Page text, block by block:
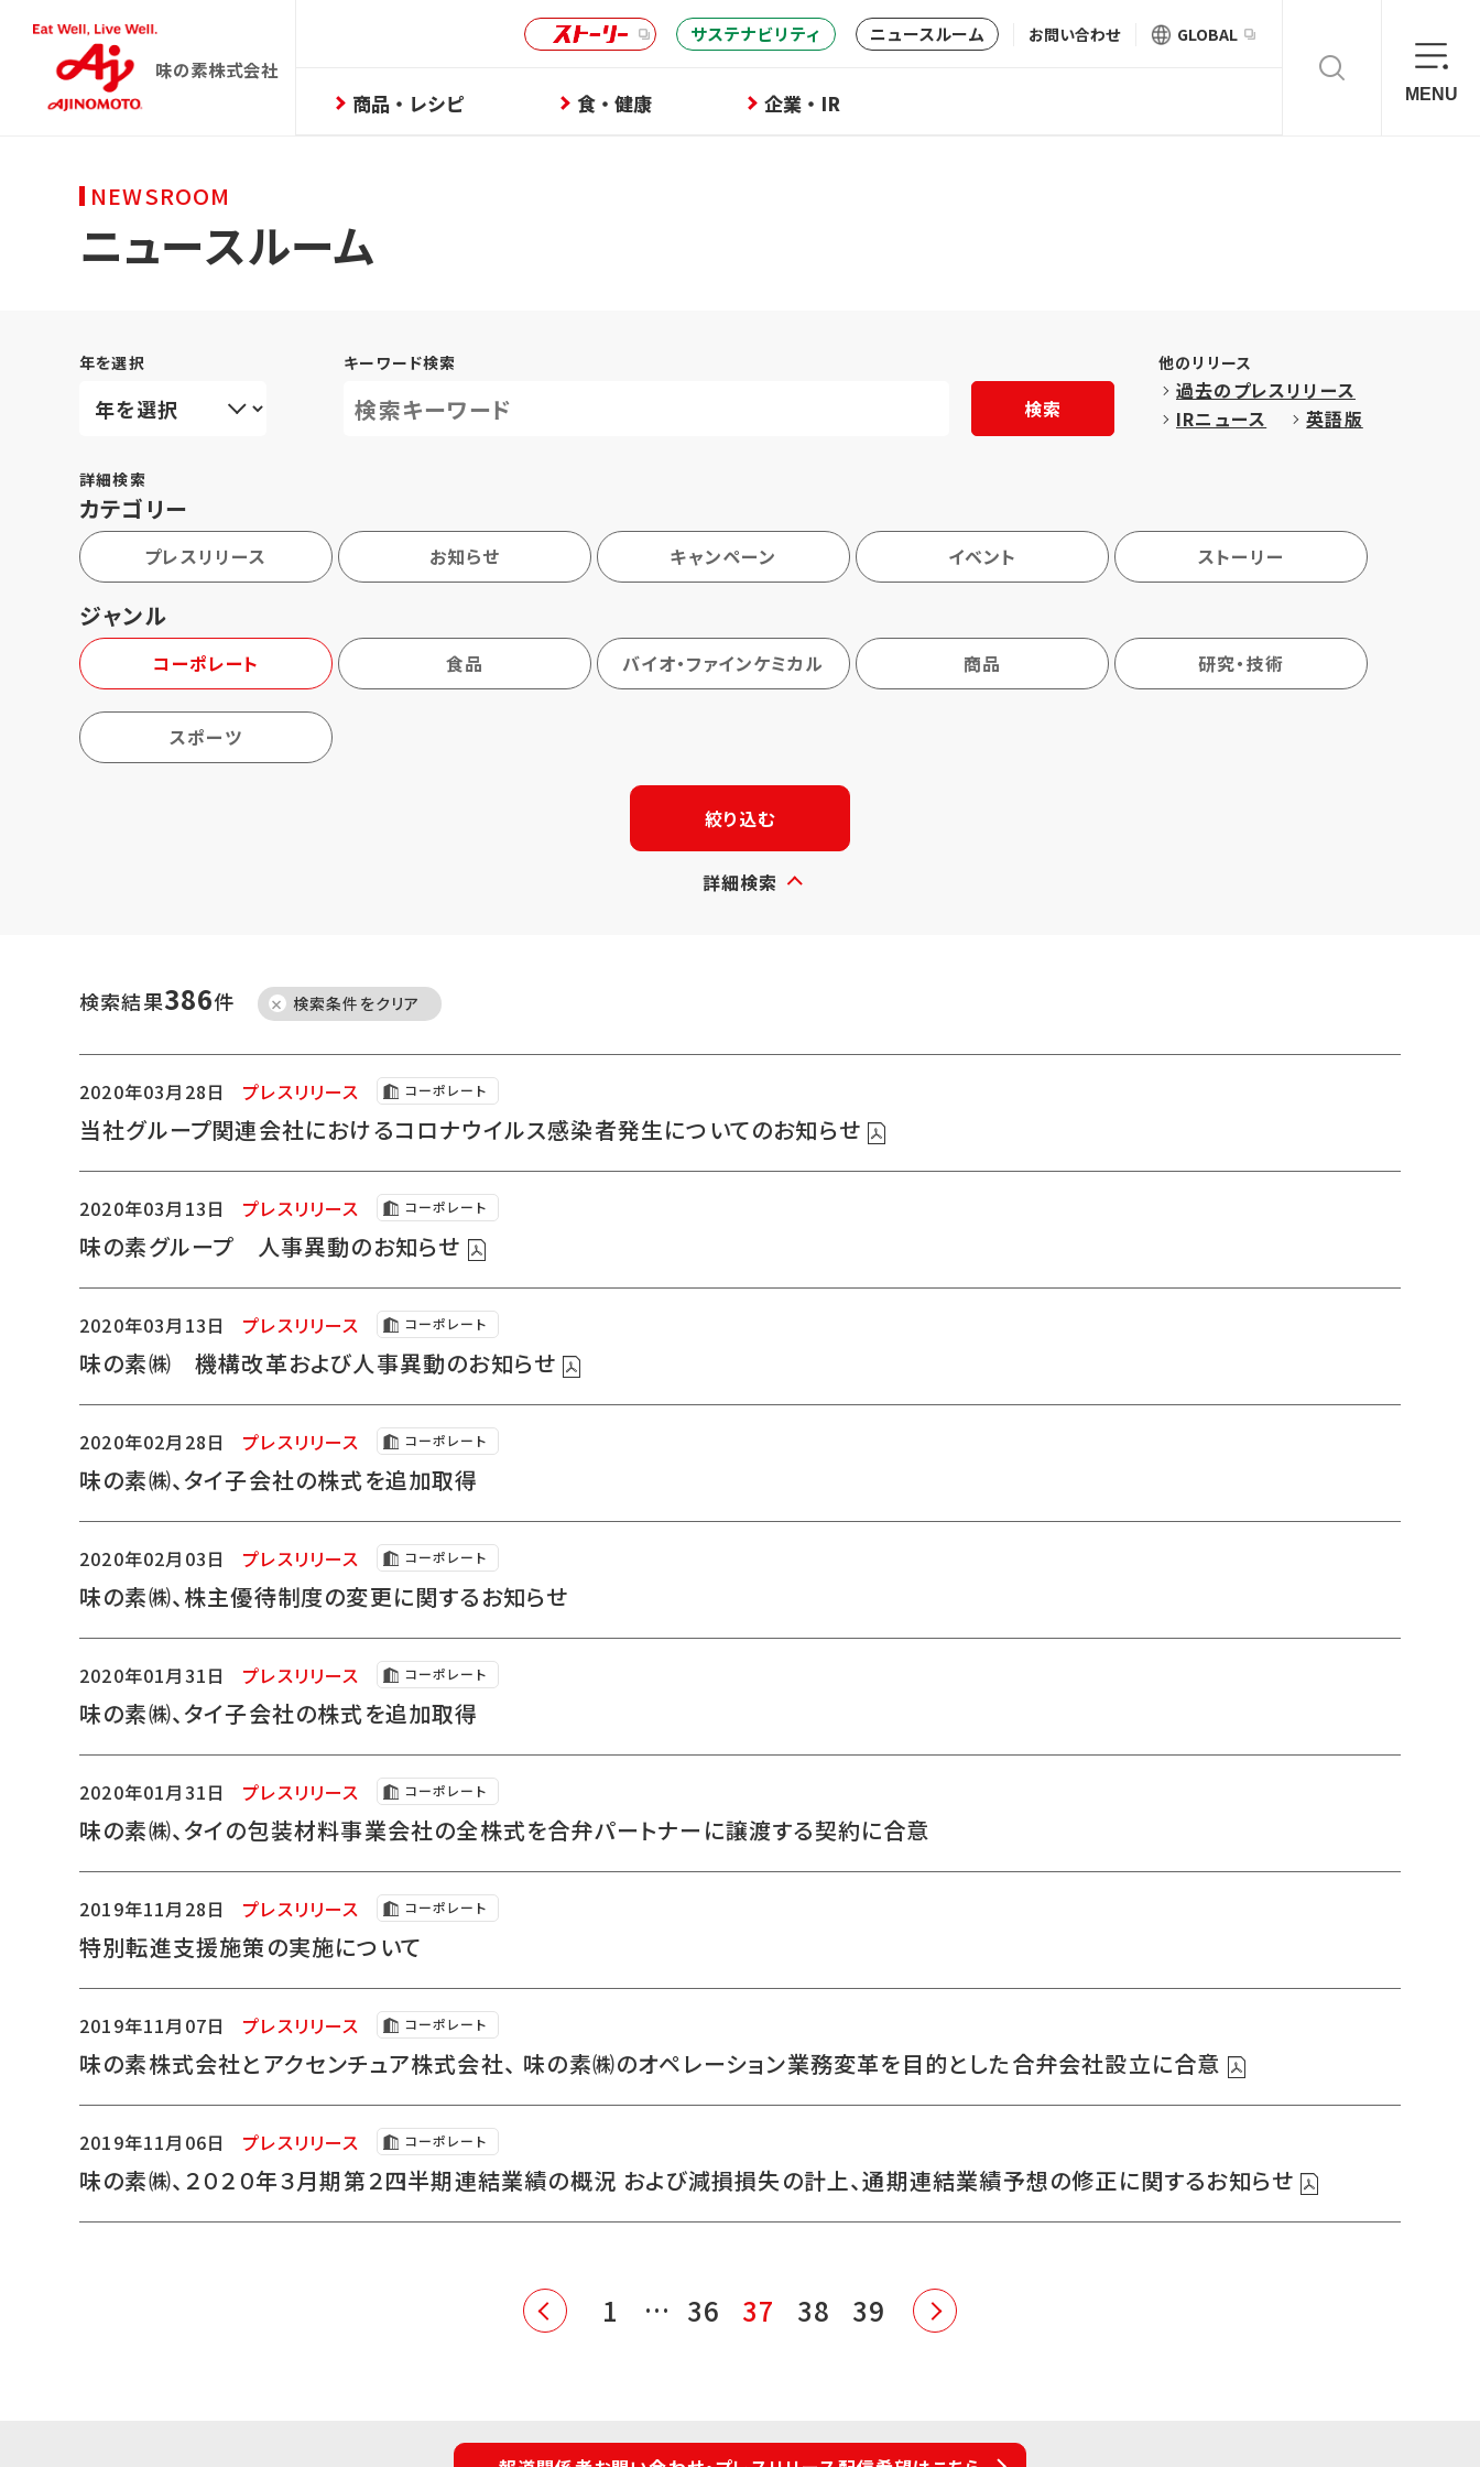
味の素株式会社
サステナビリティ ニュースルーム お問い合わせ GLOBAL
商品・レシピ 食・健康 企業・IR MENU
NEWSROOM
ニュースルーム
年を選択 キーワード検索
検索
他のリリース
過去のプレスリリース
IRニュース
英語版
詳細検索
カテゴリー
プレスリリース お知らせ キャンペーン イベント ストーリー
ジャンル
コーポレート 食品 バイオ・ファインケミカル 商品 研究・技術
スポーツ
絞り込む
詳細検索
検索結果386件 検索条件をクリア
2020年03月28日 プレスリリース コーポレート
当社グループ関連会社におけるコロナウイルス感染者発生についてのお知らせ
2020年03月13日 プレスリリース コーポレート
味の素グループ 人事異動のお知らせ
2020年03月13日 プレスリリース コーポレート
味の素㈱ 機構改革および人事異動のお知らせ
2020年02月28日 プレスリリース コーポレート
味の素㈱、タイ子会社の株式を追加取得
2020年02月03日 プレスリリース コーポレート
味の素㈱、株主優待制度の変更に関するお知らせ
2020年01月31日 プレスリリース コーポレート
味の素㈱、タイ子会社の株式を追加取得
2020年01月31日 プレスリリース コーポレート
味の素㈱、タイの包装材料事業会社の全株式を合弁パートナーに譲渡する契約に合意
2019年11月28日 プレスリリース コーポレート
特別転進支援施策の実施について
2019年11月07日 プレスリリース コーポレート
味の素株式会社とアクセンチュア株式会社、 味の素㈱のオペレーション業務変革を目的とした合弁会社設立に合意
2019年11月06日 プレスリリース コーポレート
味の素㈱、２０２０年３月期第２四半期連結業績の概況 および減損損失の計上、通期連結業績予想の修正に関するお知らせ
1 … 36 37 38 39